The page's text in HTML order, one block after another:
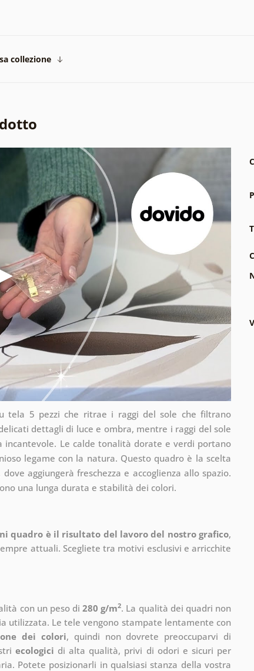
collezione
tela 5 pezzi che ritrae i raggi del sole che filtrano
dettagli di luce e ombra, mentre i raggi del sole
Le calde tonalità dorate e verdi portano
legame con la natura. Questo quadro è la scelta
aggiungerà freschezza e accoglienza allo spazio.
una lunga durata e stabilità dei colori.
quadro è il risultato del lavoro del nostro grafico,
attuali. Scegliete tra motivi esclusivi e arricchite
con un peso di280 g/m2. La qualità dei quadri non
utilizzata. Le tele vengono stampate lentamente con
dei colori, quindi non dovrete preoccuparvi di
ecologici di alta qualità, privi di odori e sicuri per
Potete posizionarli in qualsiasi stanza della vostra